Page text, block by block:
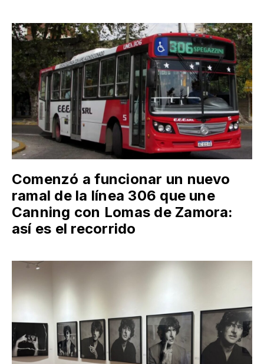
Comenzó a funcionar un nuevo
ramal de la línea 306 que une
Canning con Lomas de Zamora:
así es el recorrido